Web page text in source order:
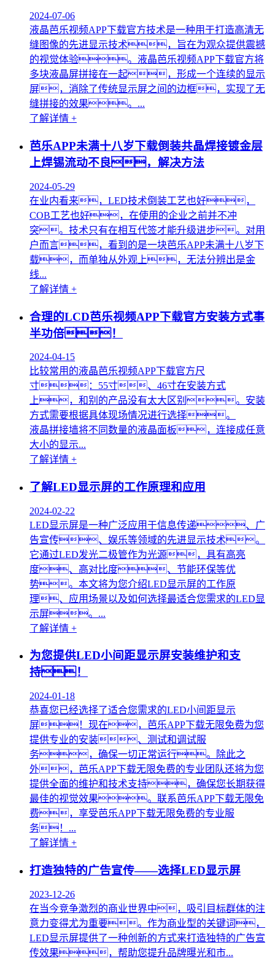
2024-07-06
液晶芭乐视频APP下载官方技术是一种用于打造高清无
缝图像的先进显示技术，旨在为观众提供震撼
的视觉体验。液晶芭乐视频APP下载官方将
多块液晶屏拼接在一起，形成一个连续的显示
屏，消除了传统显示屏之间的边框，实现了无
缝拼接的效果。...
了解详情 +
芭乐APP未满十八岁下载倒装共晶焊接镀金层
上焊锡流动不良，解决方法
2024-05-29
在业内看来，LED技术倒装工艺也好，
COB工艺也好，在使用的企业之前并不冲
突。技术只有在相互代签才能升级进步。对用
户而言，看到的是一块芭乐APP未满十八岁下
载，而单独从外观上，无法分辨出是金
线...
了解详情 +
合理的LCD芭乐视频APP下载官方安装方式事
半功倍！
2024-04-15
比较常用的液晶芭乐视频APP下载官方尺
寸：55寸、46寸在安装方式
上，和别的产品没有太大区别。安装
方式需要根据具体现场情况进行选择。
液晶拼接墙将不同数量的液晶面板，连接成任意
大小的显示...
了解详情 +
了解LED显示屏的工作原理和应用
2024-02-22
LED显示屏是一种广泛应用于信息传递、广
告宣传、娱乐等领域的先进显示技术。
它通过LED发光二极管作为光源，具有高亮
度、高对比度、节能环保等优
势。本文将为您介绍LED显示屏的工作原
理、应用场景以及如何选择最适合您需求的LED显
示屏。...
了解详情 +
为您提供LED小间距显示屏安装维护和支
持！
2024-01-18
恭喜您已经选择了适合您需求的LED小间距显示
屏！现在，芭乐APP下载无限免费为您
提供专业的安装、测试和调试服
务，确保一切正常运行。除此之
外，芭乐APP下载无限免费的专业团队还将为您
提供全面的维护和技术支持，确保您长期获得
最佳的视觉效果。联系芭乐APP下载无限免
费，享受芭乐APP下载无限免费的专业服
务！...
了解详情 +
打造独特的广告宣传——选择LED显示屏
2023-12-26
在当今竞争激烈的商业世界中，吸引目标群体的注
意力变得尤为重要。作为商业型的关键词，
LED显示屏提供了一种创新的方式来打造独特的广告宣
传效果，帮助您提升品牌曝光和市...